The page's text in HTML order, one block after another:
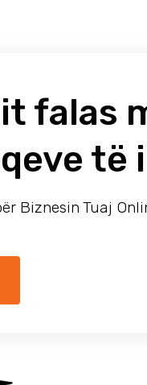
falas
Biznesin Tuaj